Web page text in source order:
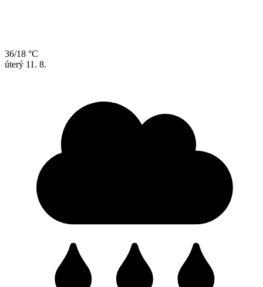
36/18 °C
úterý 11. 8.